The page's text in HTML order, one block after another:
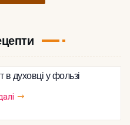
в духовці у фользі